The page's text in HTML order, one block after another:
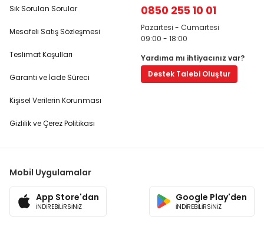
Sık Sorulan Sorular
Mesafeli Satış Sözleşmesi
Teslimat Koşulları
Garanti ve İade Süreci
Kişisel Verilerin Korunması
Gizlilik ve Çerez Politikası
0850 255 10 01
Pazartesi - Cumartesi
09:00 - 18:00
Yardıma mı ihtiyacınız var?
Destek Talebi Oluştur
Mobil Uygulamalar
App Store'dan
İNDİREBİLİRSİNİZ
Google Play'den
İNDİREBİLİRSİNİZ